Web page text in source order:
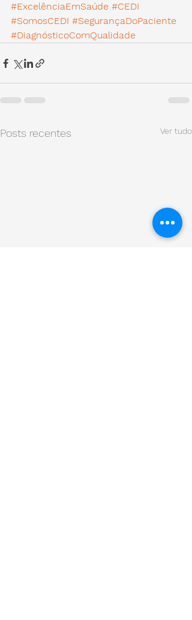
#ExcelênciaEmSaúde #CEDI
#SomosCEDI #SegurançaDoPaciente
#DiagnósticoComQualidade
Posts recentes Ver tudo